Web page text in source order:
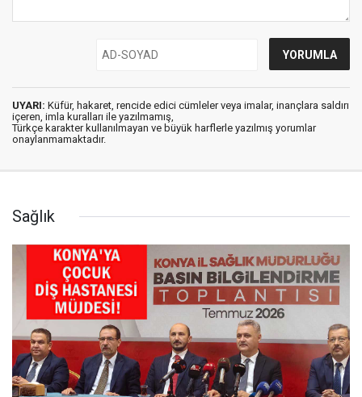
UYARI: Küfür, hakaret, rencide edici cümleler veya imalar, inançlara saldırı
içeren, imla kuralları ile yazılmamış,
Türkçe karakter kullanılmayan ve büyük harflerle yazılmış yorumlar
onaylanmamaktadır.
Sağlık